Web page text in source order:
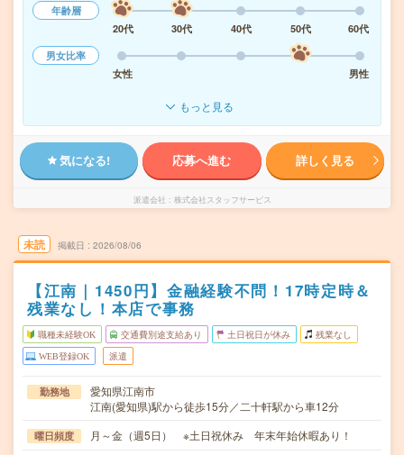
年齢層
20代
30代 40代 50代
60代
男女比率
女性
男性
もっと見る
気になる! 応募へ進む 詳しく見る
派遣会社 株式会社スタッフサービス
未読 掲載日 2026/08/06
【江南｜1450円】金融経験不問！17時定時＆
残業なし！本店で事務
職種未経験OK 交通費別途支給あり 土日祝日が休み 残業なし
WEB登録OK 派遣
勤務地
愛知県江南市
江南(愛知県)駅から徒歩15分／二十軒駅から車12分
曜日頻度 月～金（週5日） ※土日祝休み 年末年始休暇あり！